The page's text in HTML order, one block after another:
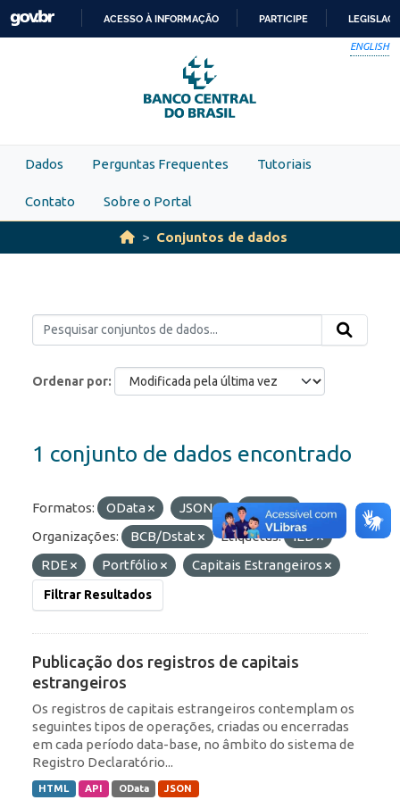
Skip to main content
PARA
O
CONTEÚDO
ACESSO À INFORMAÇÃO PARTICIPE
ENGLISH
Dados Perguntas Frequentes Tutoriais
Contato Sobre o Portal
Conjuntos de dados
Ordenar por
1 conjunto de dados encontrado
Formatos: OData JSON
HTML
Organizações:
BCB/Dstat Etiquetas:
IED
RDE
Portfólio Capitais Estrangeiros
Filtrar Resultados
Publicação dos registros de capitais
estrangeiros
Os registros de capitais estrangeiros contemplam os
seguintes tipos de operações, criadas ou encerradas
em cada período data-base, no âmbito do sistema de
Registro Declaratório...
HTML API OData JSON